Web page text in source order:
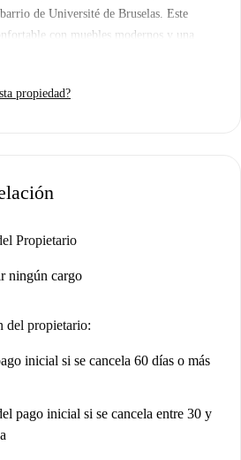
de Université de Bruselas. Este
con muebles modernos y una
Profesionales, parejas o estudiantes
las facturas se pagan aparte. Tenga en
Université de Bruselas, este estudio
V-Ulb La Plaine y Pizzeria Prezzemolo.
De Lulb y el Instituto Isat. Además, el
de esta zona su nuevo hogar.
propiedad?
Propietario
ningún cargo
del propietario:
inicial si se cancela 60 días o más
pago inicial si se cancela entre 30 y